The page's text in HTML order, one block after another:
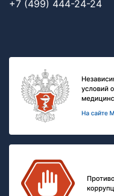
+7 (499) 444-24-24